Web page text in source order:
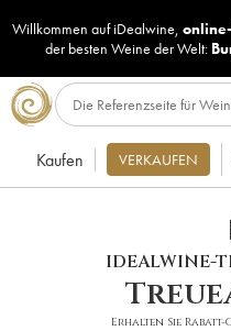
Willkommen auf iDealwine,
der besten Weine der Welt:
Kaufen VERKAUFEN
IDEALWINE-
Erhalten Sie Rabatt-